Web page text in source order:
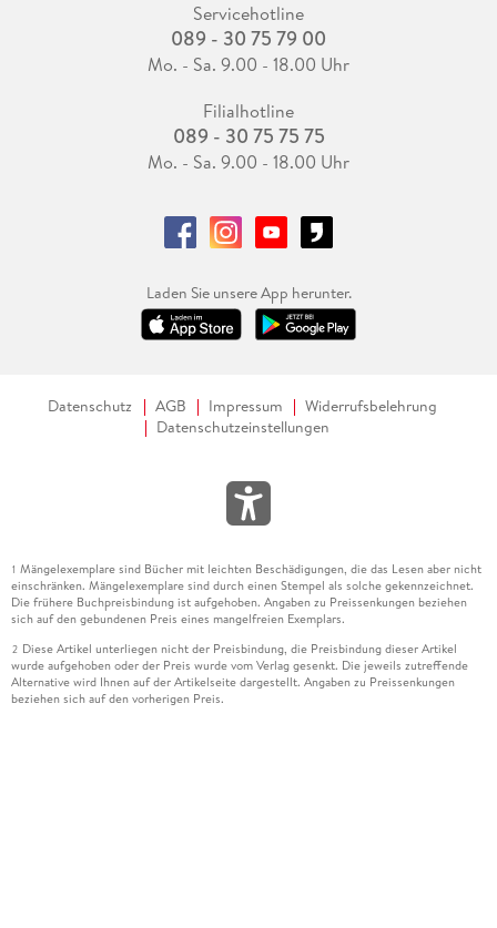
Servicehotline
089 - 30 75 79 00
Mo. - Sa. 9.00 - 18.00 Uhr
Filialhotline
089 - 30 75 75 75
Mo. - Sa. 9.00 - 18.00 Uhr
Laden Sie unsere App herunter.
Datenschutz AGB Impressum
Widerrufsbelehrung
Datenschutzeinstellungen
1 Mängelexemplare sind Bücher mit leichten Beschädigungen, die das Lesen aber nicht
einschränken. Mängelexemplare sind durch einen Stempel als solche gekennzeichnet.
Die frühere Buchpreisbindung ist aufgehoben. Angaben zu Preissenkungen beziehen
sich auf den gebundenen Preis eines mangelfreien Exemplars.
2 Diese Artikel unterliegen nicht der Preisbindung, die Preisbindung dieser Artikel
wurde aufgehoben oder der Preis wurde vom Verlag gesenkt. Die jeweils zutreffende
Alternative wird Ihnen auf der Artikelseite dargestellt. Angaben zu Preissenkungen
beziehen sich auf den vorherigen Preis.